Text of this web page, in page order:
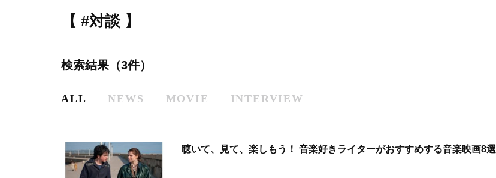
【 #対談 】
検索結果（3件）
ALL NEWS MOVIE INTERVIEW
聴いて、見て、楽しもう！ 音楽好きライターがおすすめする音楽映画8選